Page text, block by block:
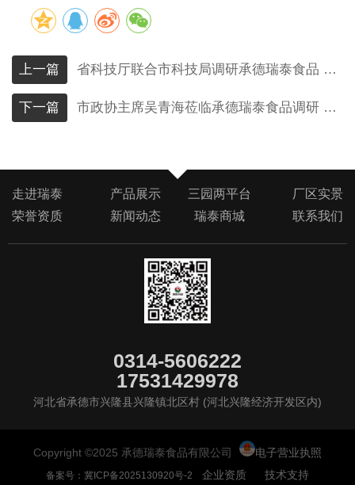
上一篇 省科技厅联合市科技局调研承德瑞泰食品 赋能科技创新提质
下一篇 市政协主席吴青海莅临承德瑞泰食品调研 助力山楂产业高质量发展
走进瑞泰 产品展示 三园两平台
厂区实景
荣誉资质
新闻动态 瑞泰商城 联系我们
0314-5606222
17531429978
河北省承德市兴隆县兴隆镇北区村 (河北兴隆经济开发区内)
Copyright ©2025 承德瑞泰食品有限公司 电子营业执照
备案号：冀ICP备2025130920号-2 企业资质 技术支持